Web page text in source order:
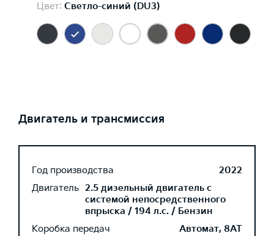
Цвет: Светло-синий (DU3)
Двигатель и трансмиссия
Год производства
2022
Двигатель 2.5 дизельный двигатель с
системой непосредственного
впрыска / 194 л.с. / Бензин
Коробка передач
Автомат, 8AT